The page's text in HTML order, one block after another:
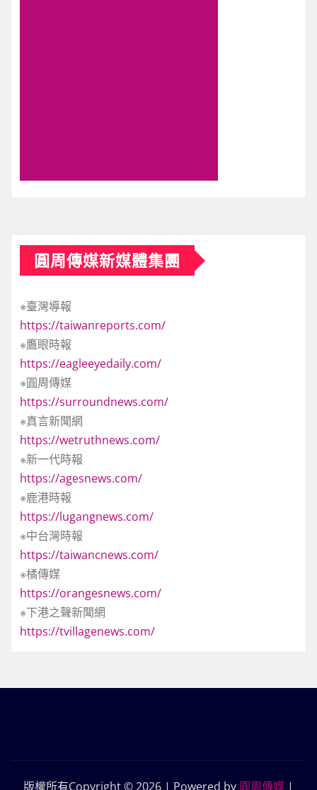
圓周傳媒新媒體集團
※臺灣導報
https://taiwanreports.com/
※鷹眼時報
https://eagleeyedaily.com/
※圓周傳媒
https://surroundnews.com/
※真言新聞網
https://wetruthnews.com/
※新一代時報
https://agesnews.com/
※鹿港時報
https://lugangnews.com/
※中台灣時報
https://taiwancnews.com/
※橘傳媒
https://orangesnews.com/
※下港之聲新聞網
https://tvillagenews.com/
版權所有Copyright © 2026 | Powered by 圓周傳媒 |